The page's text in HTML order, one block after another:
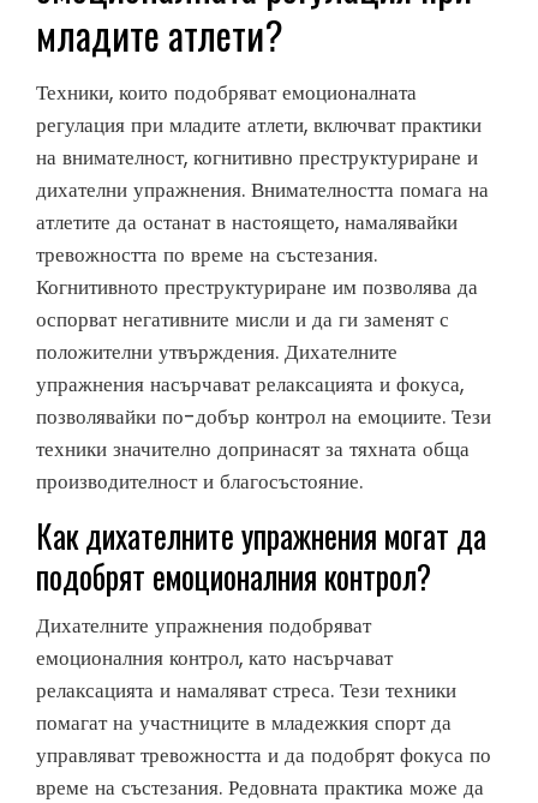
младите атлети?
Техники, които подобряват емоционалната
регулация при младите атлети, включват практики
на внимателност, когнитивно преструктуриране и
дихателни упражнения. Внимателността помага на
атлетите да останат в настоящето, намалявайки
тревожността по време на състезания.
Когнитивното преструктуриране им позволява да
оспорват негативните мисли и да ги заменят с
положителни утвърждения. Дихателните
упражнения насърчават релаксацията и фокуса,
позволявайки по-добър контрол на емоциите. Тези
техники значително допринасят за тяхната обща
производителност и благосъстояние.
Как дихателните упражнения могат да
подобрят емоционалния контрол?
Дихателните упражнения подобряват
емоционалния контрол, като насърчават
релаксацията и намаляват стреса. Тези техники
помагат на участниците в младежкия спорт да
управляват тревожността и да подобрят фокуса по
време на състезания. Редовната практика може да